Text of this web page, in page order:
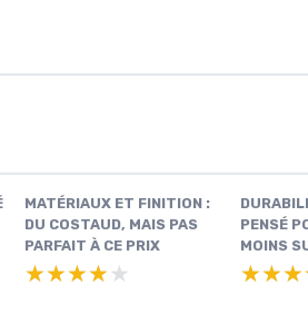
MATÉRIAUX ET FINITION :
DU COSTAUD, MAIS PAS
PARFAIT À CE PRIX
★★★★★
★★★★★
PENSÉ
MOINS